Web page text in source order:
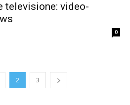
televisione: video-
0
2 3